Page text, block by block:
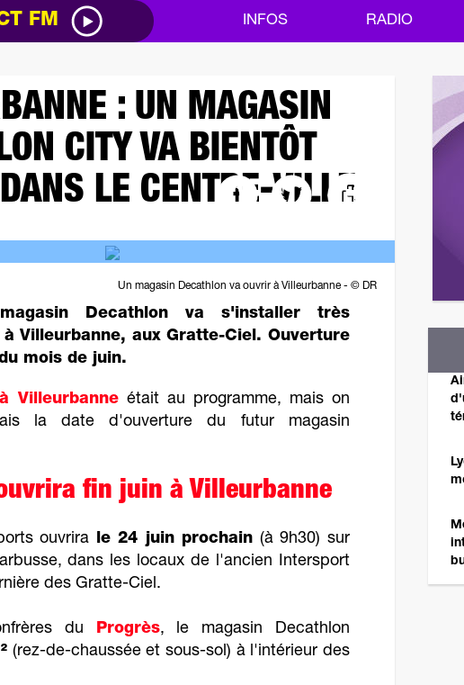
FM INFOS RADIO
: UN MAGASIN
CITY VA BIENTÔT
LE CENTRE-VILLE
Un magasin Decathlon va ouvrir à Villeurbanne - © DR
Decathlon va s'installer très
Villeurbanne, aux Gratte-Ciel. Ouverture
mois de juin.
à Villeurbanneétait au programme, mais on
la date d'ouverture du futur magasin
fin juin à Villeurbanne
ouvrira le 24 juin prochain (à 9h30) sur
dans les locaux de l'ancien Intersport
des Gratte-Ciel.
du Progrès, le magasin Decathlon
(rez-de-chaussée et sous-sol) à l'intérieur des